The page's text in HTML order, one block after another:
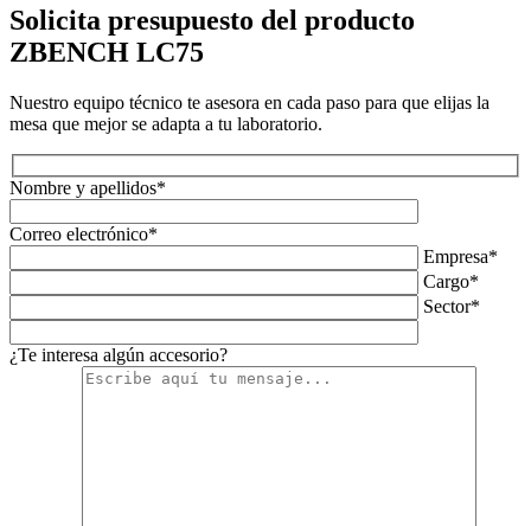
Solicita presupuesto del producto
ZBENCH LC75
Nuestro equipo técnico te asesora en cada paso para que elijas la
mesa que mejor se adapta a tu laboratorio.
Nombre y apellidos*
Correo electrónico*
Empresa*
Cargo*
Sector*
¿Te interesa algún accesorio?